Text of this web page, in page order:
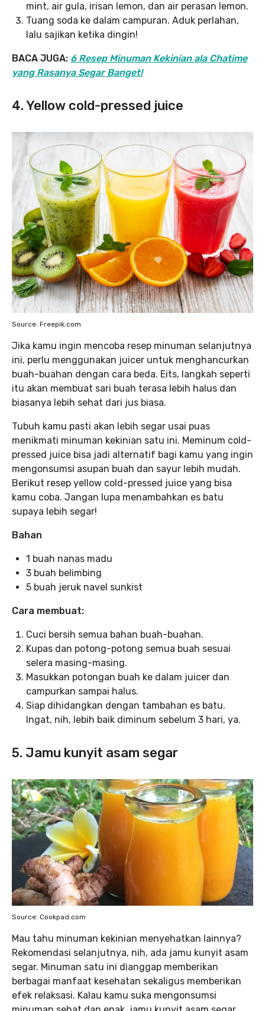
mint, air gula, irisan lemon, dan air perasan lemon.
Tuang soda ke dalam campuran. Aduk perlahan,
lalu sajikan ketika dingin!
BACA JUGA: 6 Resep Minuman Kekinian ala Chatime
yang Rasanya Segar Banget!
4. Yellow cold-pressed juice
Source: Freepik.com
Jika kamu ingin mencoba resep minuman selanjutnya
ini, perlu menggunakan juicer untuk menghancurkan
buah-buahan dengan cara beda. Eits, langkah seperti
itu akan membuat sari buah terasa lebih halus dan
biasanya lebih sehat dari jus biasa.
Tubuh kamu pasti akan lebih segar usai puas
menikmati minuman kekinian satu ini. Meminum cold-
pressed juice bisa jadi alternatif bagi kamu yang ingin
mengonsumsi asupan buah dan sayur lebih mudah.
Berikut resep yellow cold-pressed juice yang bisa
kamu coba. Jangan lupa menambahkan es batu
supaya lebih segar!
Bahan
1 buah nanas madu
3 buah belimbing
5 buah jeruk navel sunkist
Cara membuat:
Cuci bersih semua bahan buah-buahan.
Kupas dan potong-potong semua buah sesuai
selera masing-masing.
Masukkan potongan buah ke dalam juicer dan
campurkan sampai halus.
Siap dihidangkan dengan tambahan es batu.
Ingat, nih, lebih baik diminum sebelum 3 hari, ya.
5. Jamu kunyit asam segar
Source: Cookpad.com
Mau tahu minuman kekinian menyehatkan lainnya?
Rekomendasi selanjutnya, nih, ada jamu kunyit asam
segar. Minuman satu ini dianggap memberikan
berbagai manfaat kesehatan sekaligus memberikan
efek relaksasi. Kalau kamu suka mengonsumsi